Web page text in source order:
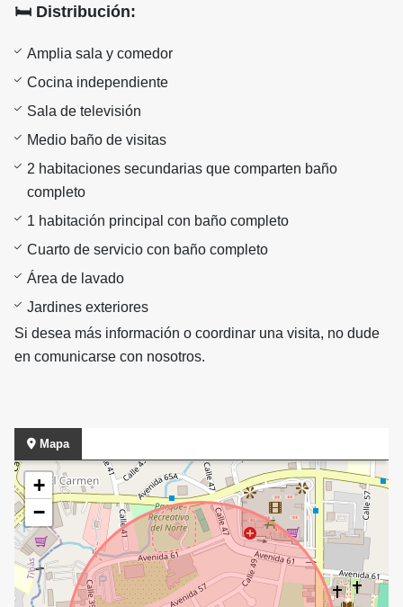
🛏️ Distribución:
Amplia sala y comedor
Cocina independiente
Sala de televisión
Medio baño de visitas
2 habitaciones secundarias que comparten baño
completo
1 habitación principal con baño completo
Cuarto de servicio con baño completo
Área de lavado
Jardines exteriores
Si desea más información o coordinar una visita, no dude
en comunicarse con nosotros.
Mapa
+
−